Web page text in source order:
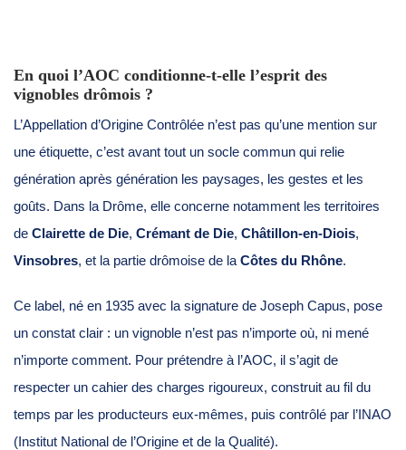
En quoi l’AOC conditionne-t-elle l’esprit des
vignobles drômois ?
L’Appellation d’Origine Contrôlée n’est pas qu’une mention sur
une étiquette, c’est avant tout un socle commun qui relie
génération après génération les paysages, les gestes et les
goûts. Dans la Drôme, elle concerne notamment les territoires
de Clairette de Die, Crémant de Die, Châtillon-en-Diois,
Vinsobres, et la partie drômoise de la Côtes du Rhône.
Ce label, né en 1935 avec la signature de Joseph Capus, pose
un constat clair : un vignoble n’est pas n’importe où, ni mené
n’importe comment. Pour prétendre à l’AOC, il s’agit de
respecter un cahier des charges rigoureux, construit au fil du
temps par les producteurs eux-mêmes, puis contrôlé par l’INAO
(Institut National de l’Origine et de la Qualité).